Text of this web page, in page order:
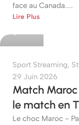
face au Canada....
Lire Plus
etshop
Sport Streaming,
29 Juin 2026
Match
le match en
Le choc Maroc -